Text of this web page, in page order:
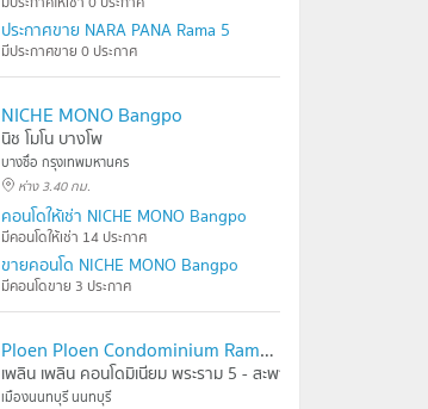
ประกาศขาย NARA PANA Rama 5
มีประกาศขาย 0 ประกาศ
NICHE MONO Bangpo
นิช โมโน บางโพ
บางซื่อ กรุงเทพมหานคร
ห่าง 3.40 กม.
คอนโดให้เช่า NICHE MONO Bangpo
มีคอนโดให้เช่า 14 ประกาศ
ขายคอนโด NICHE MONO Bangpo
มีคอนโดขาย 3 ประกาศ
Ploen Ploen Condominium Rama 5 - Maha Chesadabodin Bridge
เพลิน เพลิน คอนโดมิเนียม พระราม 5 - สะพานมหาเจษฎาบดินทร์
เมืองนนทบุรี นนทบุรี